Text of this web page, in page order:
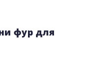
фур для